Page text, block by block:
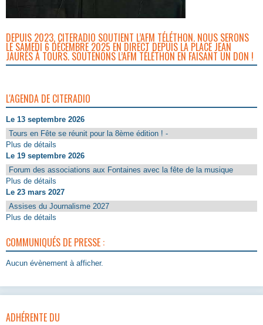
DEPUIS 2023, CITERADIO SOUTIENT L’AFM TÉLÉTHON. NOUS SERONS
LE SAMEDI 6 DÉCEMBRE 2025 EN DIRECT DEPUIS LA PLACE JEAN
JAURÈS À TOURS. SOUTENONS L’AFM TÉLÉTHON EN FAISANT UN DON !
L'AGENDA DE CITERADIO
Le 13 septembre 2026
Tours en Fête se réunit pour la 8ème édition ! -
Plus de détails
Le 19 septembre 2026
Forum des associations aux Fontaines avec la fête de la musique
Plus de détails
Le 23 mars 2027
Assises du Journalisme 2027
Plus de détails
COMMUNIQUÉS DE PRESSE :
Aucun évènement à afficher.
ADHÉRENTE DU